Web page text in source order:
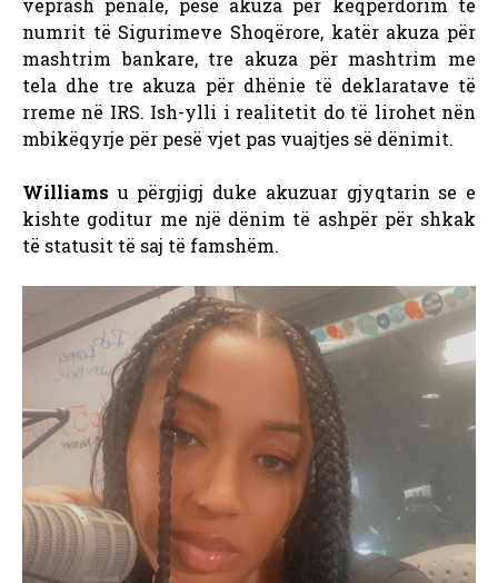
veprash penale, pesë akuza për keqpërdorim të
numrit të Sigurimeve Shoqërore, katër akuza për
mashtrim bankare, tre akuza për mashtrim me
tela dhe tre akuza për dhënie të deklaratave të
rreme në IRS. Ish-ylli i realitetit do të lirohet nën
mbikëqyrje për pesë vjet pas vuajtjes së dënimit.
Williams u përgjigj duke akuzuar gjyqtarin se e
kishte goditur me një dënim të ashpër për shkak
të statusit të saj të famshëm.